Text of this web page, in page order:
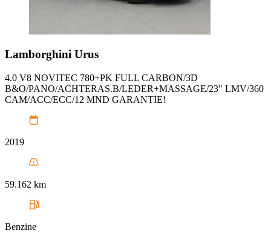
Lamborghini Urus
4.0 V8 NOVITEC 780+PK FULL CARBON/3D
B&O/PANO/ACHTERAS.B/LEDER+MASSAGE/23" LMV/360
CAM/ACC/ECC/12 MND GARANTIE!
2019
59.162 km
Benzine